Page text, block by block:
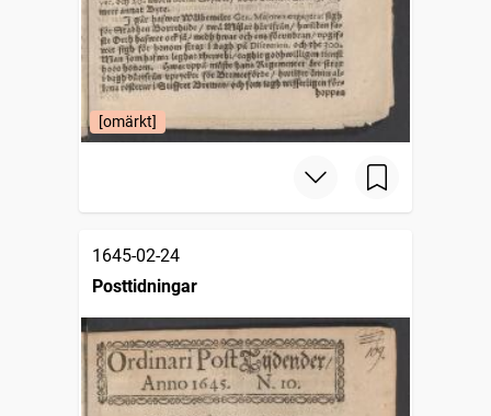
[omärkt]
1645-02-24
Posttidningar